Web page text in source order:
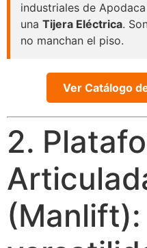
industriales de
una Tijera Eléctrica.
no manchan el piso.
Ver Catálogo
2.